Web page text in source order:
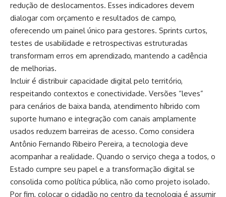
redução de deslocamentos. Esses indicadores devem
dialogar com orçamento e resultados de campo,
oferecendo um painel único para gestores. Sprints curtos,
testes de usabilidade e retrospectivas estruturadas
transformam erros em aprendizado, mantendo a cadência
de melhorias.
Incluir é distribuir capacidade digital pelo território,
respeitando contextos e conectividade. Versões “leves”
para cenários de baixa banda, atendimento híbrido com
suporte humano e integração com canais amplamente
usados reduzem barreiras de acesso. Como considera
Antônio Fernando Ribeiro Pereira, a tecnologia deve
acompanhar a realidade. Quando o serviço chega a todos, o
Estado cumpre seu papel e a transformação digital se
consolida como política pública, não como projeto isolado.
Por fim, colocar o cidadão no centro da tecnologia é assumir